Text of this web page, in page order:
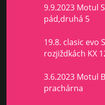
9.9.2023 Motul
pád,druhá 5
19.8. clasic evo
rozjiždkách KX
3.6.2023 Motul
prachárna